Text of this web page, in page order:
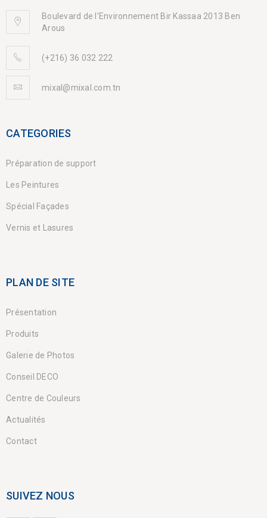
Boulevard de l'Environnement Bir Kassaa 2013 Ben
Arous
(+216) 36 032 222
mixal@mixal.com.tn
CATEGORIES
Préparation de support
Les Peintures
Spécial Façades
Vernis et Lasures
PLAN DE SITE
Présentation
Produits
Galerie de Photos
Conseil DECO
Centre de Couleurs
Actualités
Contact
SUIVEZ NOUS